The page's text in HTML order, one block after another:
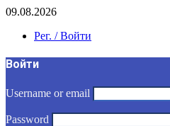
09.08.2026
Рег. / Войти
Войти
Username or email
Password